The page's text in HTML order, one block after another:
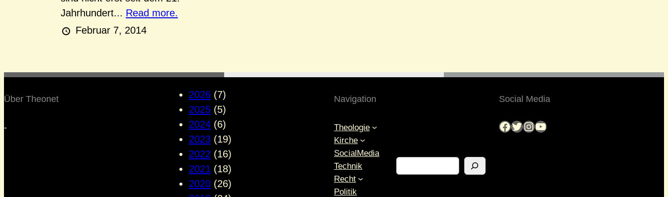
Jahrhundert... Read more.
Februar 7, 2014
Über Theonet
-
2026 (7)
2025 (5)
2024 (6)
2023 (19)
2022 (16)
2021 (18)
2020 (26)
Navigation
Theologie
Kirche
SocialMedia
Technik
Recht
Politik
S
u
Social Media
Facebook Twitter InstagramYouTube